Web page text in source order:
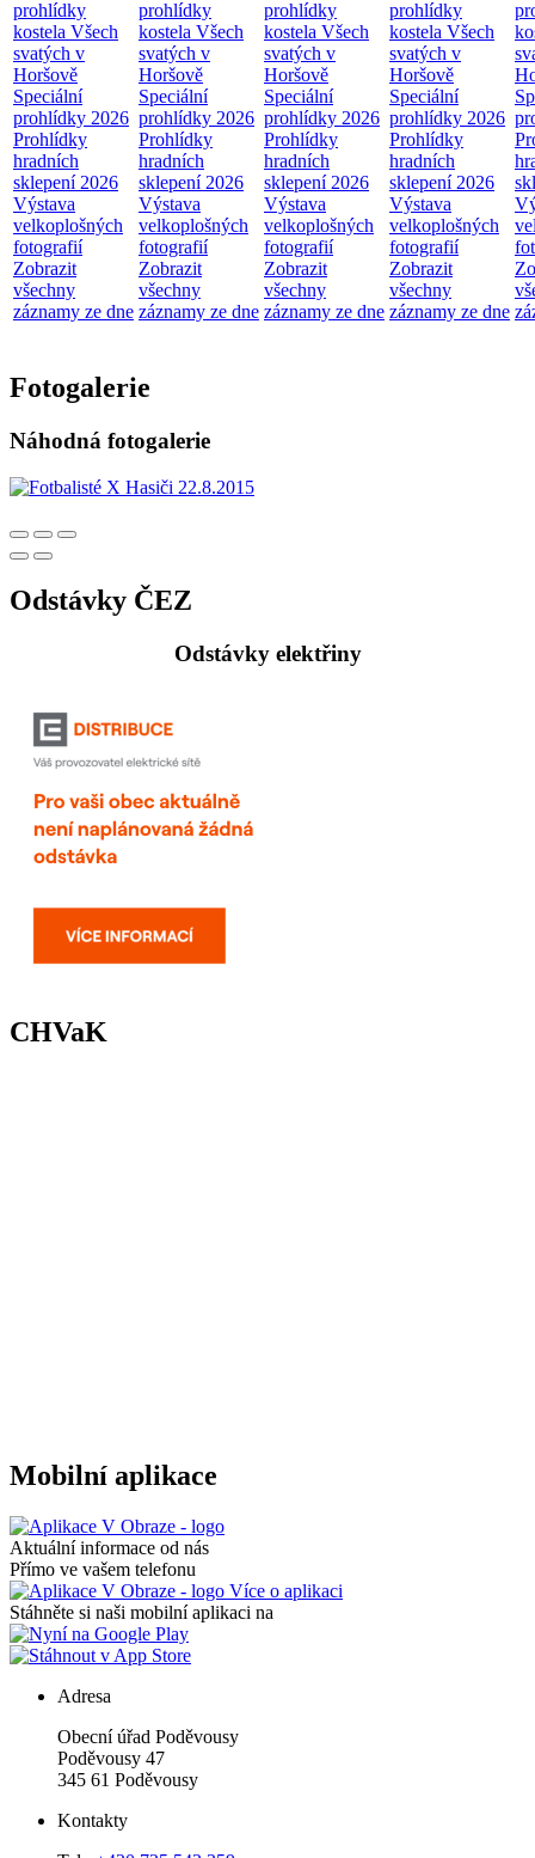
prohlídky
kostela Všech
svatých v
Horšově
Speciální
prohlídky 2026
Prohlídky
hradních
sklepení 2026
Výstava
velkoplošných
fotografií
Zobrazit
všechny
záznamy ze dne
prohlídky
kostela Všech
svatých v
Horšově
Speciální
prohlídky 2026
Prohlídky
hradních
sklepení 2026
Výstava
velkoplošných
fotografií
Zobrazit
všechny
záznamy ze dne
prohlídky
kostela Všech
svatých v
Horšově
Speciální
prohlídky 2026
Prohlídky
hradních
sklepení 2026
Výstava
velkoplošných
fotografií
Zobrazit
všechny
záznamy ze dne
prohlídky
kostela Všech
svatých v
Horšově
Speciální
prohlídky 2026
Prohlídky
hradních
sklepení 2026
Výstava
velkoplošných
fotografií
Zobrazit
všechny
záznamy ze dne
Fotogalerie
Náhodná fotogalerie
Odstávky ČEZ
Odstávky elektřiny
CHVaK
Mobilní aplikace
Aktuální informace od nás
Přímo ve vašem telefonu
Více o aplikaci
Stáhněte si naši mobilní aplikaci na
Adresa
Obecní úřad Poděvousy
Poděvousy 47
345 61 Poděvousy
Kontakty